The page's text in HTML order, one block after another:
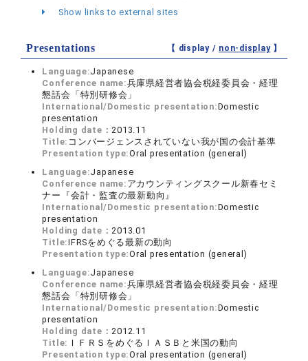
Show links to external sites
Presentations 【 display / non-display】
Language:Japanese
Conference name:兵庫県経営者協会税経委員会・経理
懇話会「特別研修会」
International/Domestic presentation:Domestic
presentation
Holding date：2013.11
Title: コンバージェンスされていない我が国の会計基準
Presentation type:Oral presentation (general)
Language:Japanese
Conference name: アカウンティングスクール新春セミ
ナー『会計・監査の最新動向』
International/Domestic presentation:Domestic
presentation
Holding date：2013.01
Title:IFRSをめぐる最新の動向
Presentation type:Oral presentation (general)
Language:Japanese
Conference name:兵庫県経営者協会税経委員会・経理
懇話会「特別研修会」
International/Domestic presentation:Domestic
presentation
Holding date：2012.11
Title: ＩＦＲＳをめぐるＩＡＳＢと米国の動向
Presentation type:Oral presentation (general)